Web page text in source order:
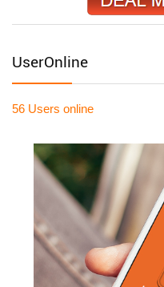
UserOnline
56 Users online